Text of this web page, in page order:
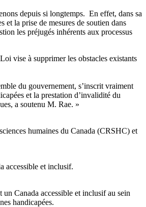
depuis si longtemps. En effet, dans sa
et la prise de mesures de soutien dans
les préjugés inhérents aux processus
vise à supprimer les obstacles existants
du gouvernement, s’inscrit vraiment
et la prestation d’invalidité du
a soutenu M. Rae. »
humaines du Canada (CRSHC) et
accessible et inclusif.
Canada accessible et inclusif au sein
handicapées.